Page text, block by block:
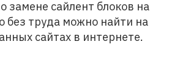
замене сайлент блоков на
без труда можно найти на
сайтах в интернете.